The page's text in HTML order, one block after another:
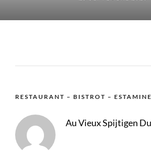
RESTAURANT – BISTROT –
Au Vieux Spijtigen